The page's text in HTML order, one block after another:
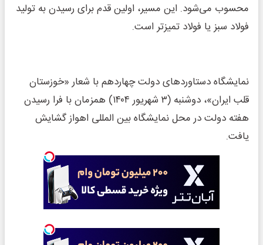
محسوب می‌شود. این مسیر، اولین قدم برای رسیدن به تولید
فولاد سبز یا فولاد تمیزتر است.
نمایشگاه دستاوردهای دولت چهاردهم با شعار «خوزستان
قلب ایران»، دوشنبه (۳ شهریور ۱۴۰۴) همزمان با فرا رسیدن
هفته دولت در محل نمایشگاه بین المللی اهواز گشایش
یافت.